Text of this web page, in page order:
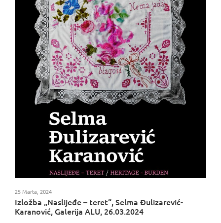
Izložba „Naslijeđe – teret“, Selma Đulizarević-
Karanović, Galerija ALU, 26.03.2024
25 Marta, 2024